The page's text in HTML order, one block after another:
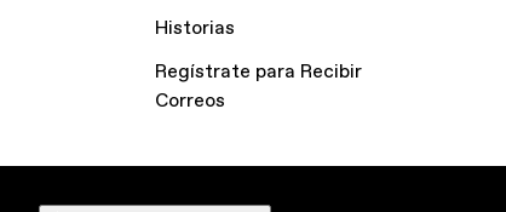
Historias
Regístrate para Recibir
Correos